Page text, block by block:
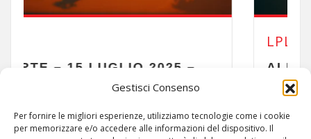
Gestisci Consenso
Per fornire le migliori esperienze, utilizziamo tecnologie come i cookie
per memorizzare e/o accedere alle informazioni del dispositivo. Il
–
ALLERTE – 14 LUGLIO
09:23